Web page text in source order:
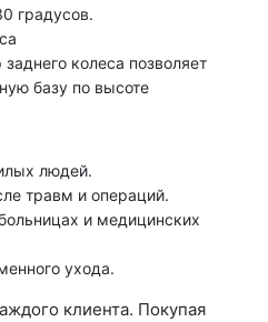
градусов.
колеса позволяет
базу по высоте
людей.
травм и операций.
и медицинских
ухода.
клиента. Покупая